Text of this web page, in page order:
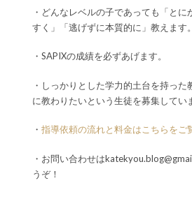
・どんなレベルの子であっても「とに
すく」「逃げずに本質的に」教えます。
・SAPIXの成績を必ずあげます。
・しっかりとした学力的土台を持った
に教わりたいという生徒を募集してい
・ 指導依頼の流れと料金はこちらをご
・お問い合わせは
うぞ！